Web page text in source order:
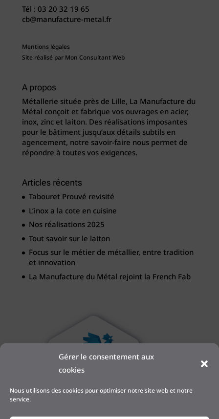
Gérer le consentement aux
cookies
Nous utilisons des cookies pour optimiser notre site web et notre
service.
Tél :03 20 32 19 65
cb@manufacture-metal.fr
Mentions légales
Site réalisé parMon Consultant Web
A propos
Métallerie située près de Lille, La Manufacture du
Métal conçoit et fabrique vos ouvrages en acier,
inox, zinc et laiton. Des réalisations imposantes
pour le bâtiment jusqu’aux détails subtils en
agencement, notre savoir-faire nous permet de
répondre à toutes vos exigences.
Articles récents
Tabouret Prouvé revisité
L’inox a la cote en cuisine
Nos réalisations 2025
Tout savoir sur le laiton
Focus sur le métier de métallier, entre tradition
et innovation
La Manufacture du Métal rejoint la French Fab